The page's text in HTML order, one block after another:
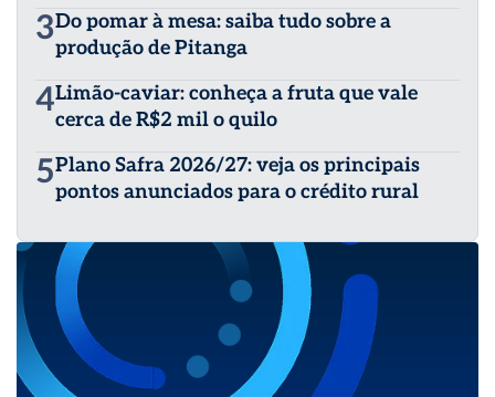
3Do pomar à mesa: saiba tudo sobre a
produção de Pitanga
4Limão-caviar: conheça a fruta que vale
cerca de R$2 mil o quilo
5Plano Safra 2026/27: veja os principais
pontos anunciados para o crédito rural